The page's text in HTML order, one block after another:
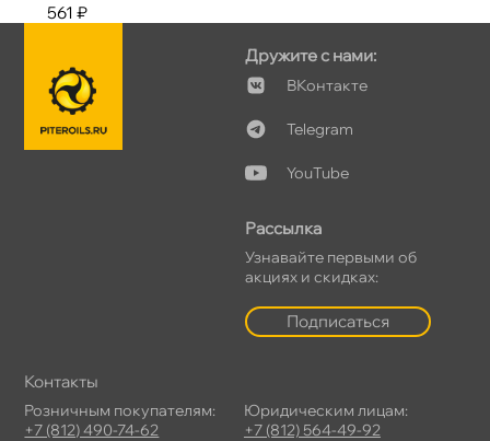
561 ₽
Дружите с нами:
Контакте
Telegram
YouTube
Рассылка
Узнавайте первыми о
акциях и скидках:
Подписаться
Контакты
Розничным покупателям:
+7 (812) 490-74-62
Юридическим лицам:
+7 (812) 564-49-92